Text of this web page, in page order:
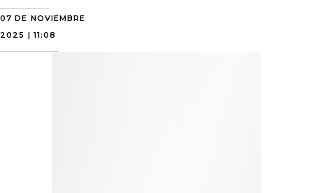
07 DE NOVIEMBRE
2025 | 11:08